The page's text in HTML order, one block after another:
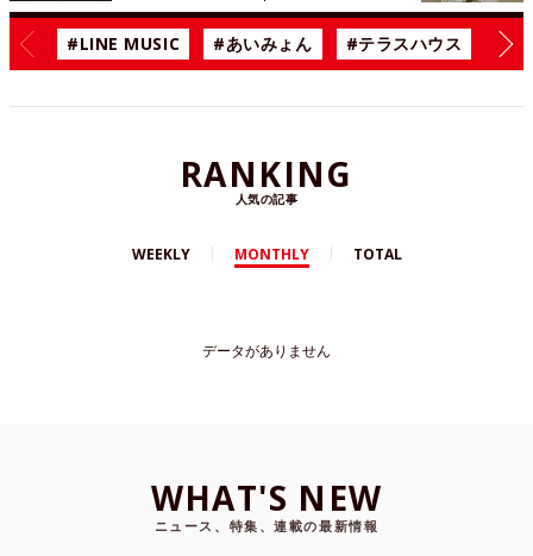
#LINE MUSIC #あいみょん #テラスハウス #漫
RANKING
人気の記事
WEEKLY MONTHLY TOTAL
データがありません
WHAT'S NEW
ニュース、特集、連載の最新情報